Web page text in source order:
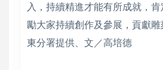
入，持續精進才能有所成就，
勵大家持續創作及參展，貢獻
東分署提供、文／高培德